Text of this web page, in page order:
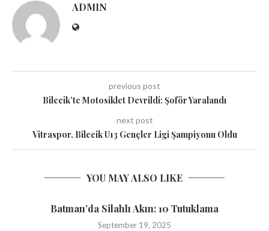
ADMIN
previous post
Bilecik’te Motosiklet Devrildi: Şoför Yaralandı
next post
Vitraspor, Bilecik U13 Gençler Ligi Şampiyonu Oldu
YOU MAY ALSO LIKE
Batman’da Silahlı Akın: 10 Tutuklama
September 19, 2025